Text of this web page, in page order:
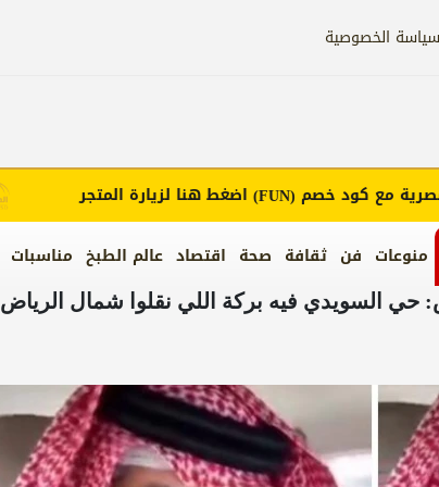
سياسة الخصوصية
منوعات فن ثقافة صحة اقتصاد عالم الطبخ مناسبات
مع كود خصم (FUN)اضغط هنا لزيارة المتجر
حي السويدي فيه بركة اللي نقلوا شمال الرياض